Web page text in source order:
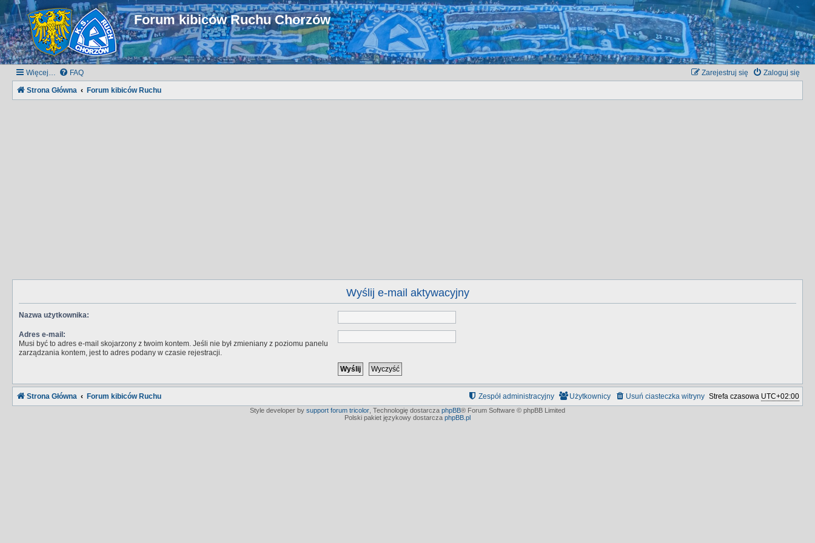
Forum kibiców Ruchu Chorzów
Więcej… FAQ Zaloguj się
Zarejestruj się
Strona Główna Forum kibiców Ruchu
Wyślij e-mail aktywacyjny
Nazwa użytkownika:
Adres e-mail:
Musi być to adres e-mail skojarzony z twoim kontem. Jeśli nie był zmieniany z poziomu panelu
zarządzania kontem, jest to adres podany w czasie rejestracji.
Strona Główna Forum kibiców Ruchu Strefa czasowa UTC+02:00
Usuń ciasteczka witryny
Użytkownicy
Zespół administracyjny
Style developer by support forum tricolor Technologię dostarcza phpBB® Forum Software © phpBB Limited
Polski pakiet językowy dostarcza phpBB.pl